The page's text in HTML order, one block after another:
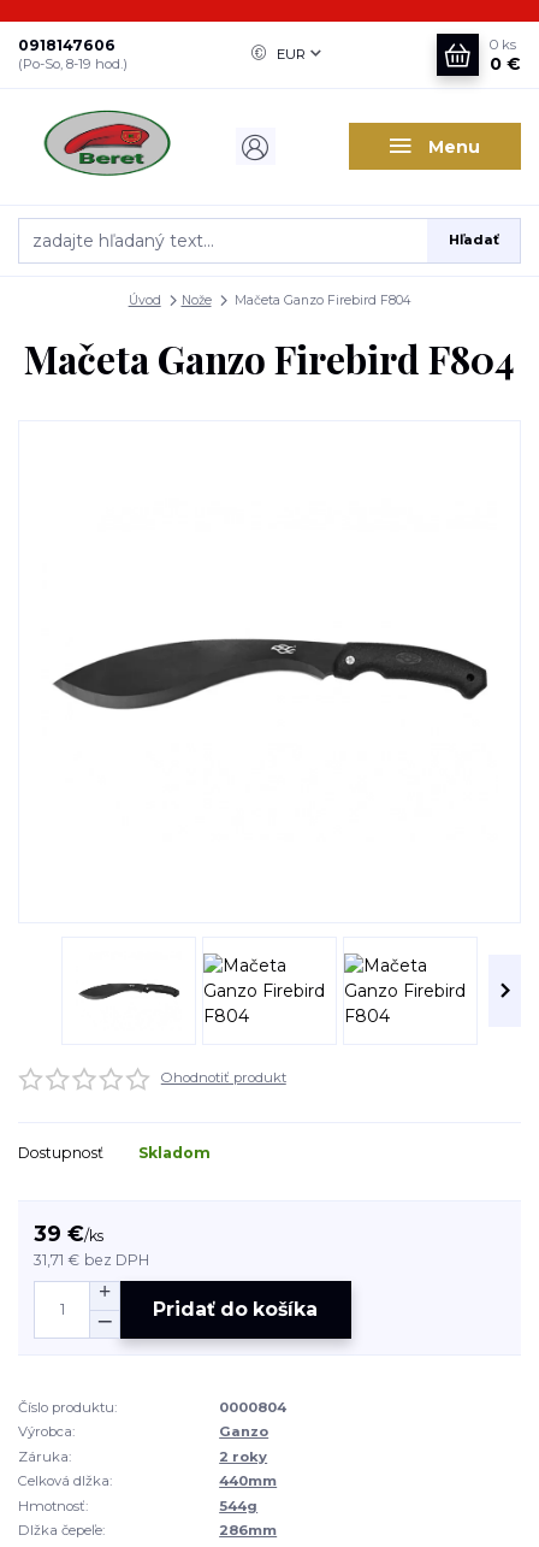
Menu
EUR
Hľadať
0918147606
(Po-So, 8-19 hod.)
0 ks
0 €
Úvod Nože Mačeta Ganzo Firebird F804
Mačeta Ganzo Firebird F804
Ohodnotiť produkt
Dostupnosť Skladom
39 €/ks
31,71 € bez DPH
Pridať do košíka
Číslo produktu:
0000804
Výrobca:
Ganzo
Záruka:
2 roky
Celková dlžka:
440mm
Hmotnosť:
544g
Dlžka čepeľe:
286mm